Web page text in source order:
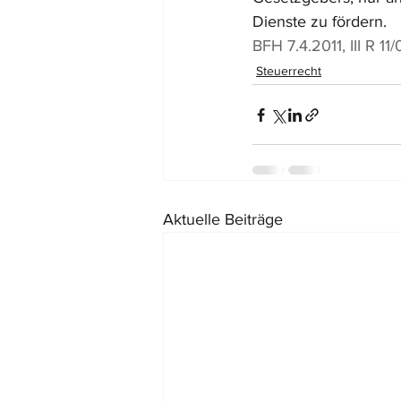
Dienste zu fördern.
BFH 7.4.2011, III R
Steuerrecht
Aktuelle Beiträge